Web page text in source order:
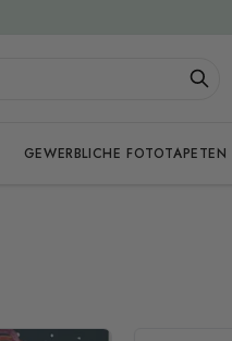
GEWERBLICHE FOTOTAPETEN